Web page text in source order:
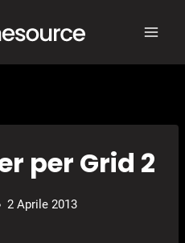
per Grid 2
2 Aprile 2013